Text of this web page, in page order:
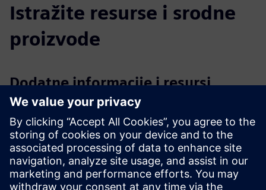
Istražite resurse i srodne
proizvode
Dodatne informacije i resursi
PLM za proizvodnju
CLEVR holistički dizajn broda
Je li dizajn vašeg broda spreman zadovoljiti ekološke i
ekonomske zahtjeve?
Preduvjeti